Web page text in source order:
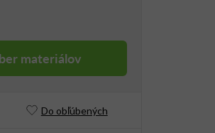
materiálov
Do obľúbených